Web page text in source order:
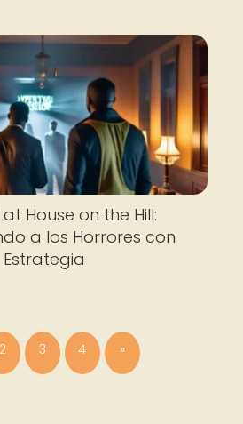
House on the Hill:
a los Horrores con
Estrategia
2 3 4 »